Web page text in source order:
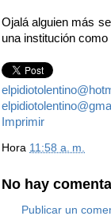
Ojalá alguien más
una institución como
Imprimir
Hora 11:58 a. m.
No hay
Publicar un